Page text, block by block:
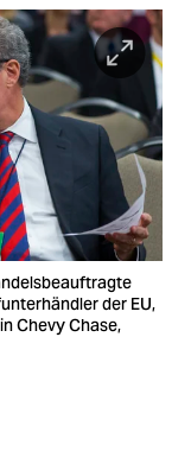
der EU,
Chevy Chase,